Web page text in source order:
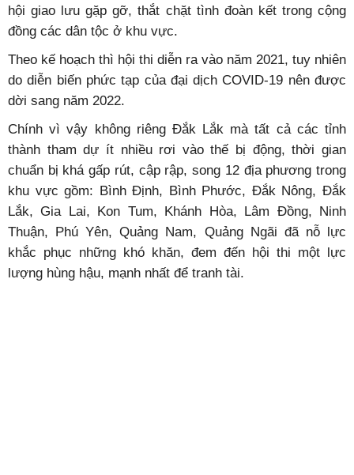
hội giao lưu gặp gỡ, thắt chặt tình đoàn kết trong cộng
đồng các dân tộc ở khu vực.
Theo kế hoạch thì hội thi diễn ra vào năm 2021, tuy nhiên
do diễn biến phức tạp của đại dịch COVID-19 nên được
dời sang năm 2022.
Chính vì vậy không riêng Đắk Lắk mà tất cả các tỉnh
thành tham dự ít nhiều rơi vào thế bị động, thời gian
chuẩn bị khá gấp rút, cập rập, song 12 địa phương trong
khu vực gồm: Bình Định, Bình Phước, Đắk Nông, Đắk
Lắk, Gia Lai, Kon Tum, Khánh Hòa, Lâm Đồng, Ninh
Thuận, Phú Yên, Quảng Nam, Quảng Ngãi đã nỗ lực
khắc phục những khó khăn, đem đến hội thi một lực
lượng hùng hậu, mạnh nhất để tranh tài.